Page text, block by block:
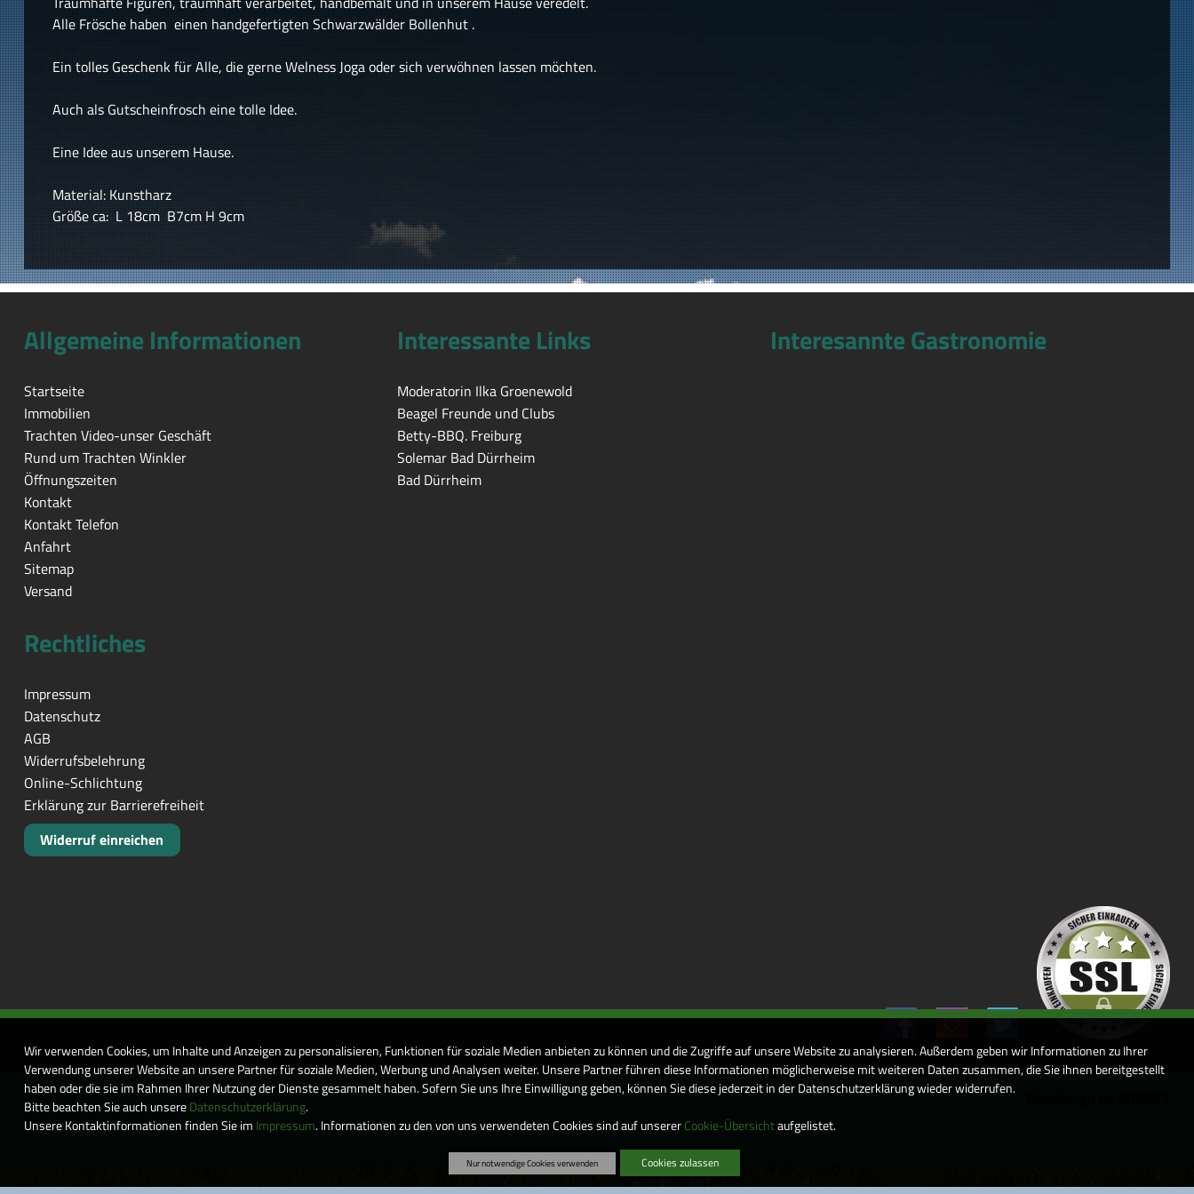
Alle Frösche haben einen handgefertigten Schwarzwälder Bollenhut .
Ein tolles Geschenk für Alle, die gerne Welness Joga oder sich verwöhnen lassen möchten.
Auch als Gutscheinfrosch eine tolle Idee.
Eine Idee aus unserem Hause.
Material: Kunstharz
Größe ca: L 18cm B7cm H 9cm
Allgemeine Informationen
Startseite
Immobilien
Trachten Video-unser Geschäft
Rund um Trachten Winkler
Öffnungszeiten
Kontakt
Kontakt Telefon
Anfahrt
Sitemap
Versand
Interessante Links
Moderatorin Ilka Groenewold
Beagel Freunde und Clubs
Betty-BBQ. Freiburg
Solemar Bad Dürrheim
Bad Dürrheim
Interesannte Gastronomie
Rechtliches
Impressum
Datenschutz
AGB
Widerrufsbelehrung
Online-Schlichtung
Erklärung zur Barrierefreiheit
Widerruf einreichen
Wir verwenden Cookies, um Inhalte und Anzeigen zu personalisieren, Funktionen für soziale Medien anbieten zu können und die Zugriffe auf unsere Website zu analysieren. Außerdem geben wir Informationen zu Ihrer
Verwendung unserer Website an unsere Partner für soziale Medien, Werbung und Analysen weiter. Unsere Partner führen diese Informationen möglicherweise mit weiteren Daten zusammen, die Sie ihnen bereitgestellt
haben oder die sie im Rahmen Ihrer Nutzung der Dienste gesammelt haben. Sofern Sie uns Ihre Einwilligung geben, können Sie diese jederzeit in der Datenschutzerklärung wieder widerrufen.
Bitte beachten Sie auch unsereDatenschutzerklärung.
Unsere Kontaktinformationen finden Sie im Impressum. Informationen zu den von uns verwendeten Cookies sind auf unsererCookie-Übersichtaufgelistet.
Nur notwendige Cookies verwenden Cookies zulassen